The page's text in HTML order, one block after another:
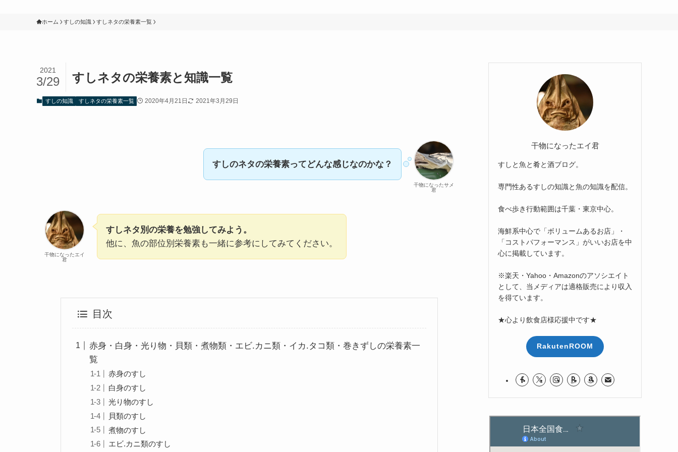
ホーム すしの知識 すしネタの栄養素一覧
すしネタの栄養素と知識一覧
2021
3/29
すしの知識 すしネタの栄養素一覧 2020年4月21日 2021年3月29日
干物になったサメ
君
すしのネタの栄養素ってどんな感じなのかな？
干物になったエイ
君
すしネタ別の栄養を勉強してみよう。
他に、魚の部位別栄養素も一緒に参考にしてみてください。
目次
赤身・白身・光り物・貝類・煮物類・エビ.カニ類・イカ.タコ類・巻きずしの栄養素一
覧
赤身のすし
白身のすし
光り物のすし
貝類のすし
煮物のすし
エビ.カニ類のすし
干物になったエイ君
すしと魚と肴と酒ブログ。
専門性あるすしの知識と魚の知識を配信。
食べ歩き行動範囲は千葉・東京中心。
海鮮系中心で「ボリュームあるお店」・
「コストパフォーマンス」がいいお店を中
心に掲載しています。
※楽天・Yahoo・Amazonのアソシエイト
として、当メディアは適格販売により収入
を得ています。
★心より飲食店様応援中です★
RakutenROOM